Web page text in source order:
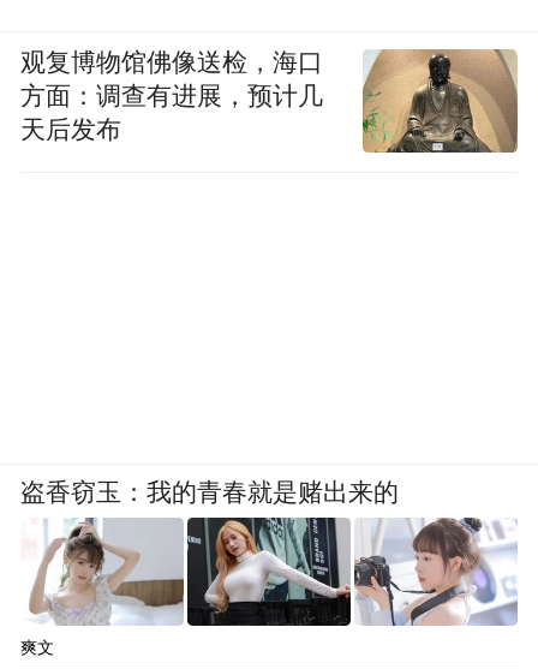
观复博物馆佛像送检，海口
方面：调查有进展，预计几
天后发布
盗香窃玉：我的青春就是赌出来的
爽文